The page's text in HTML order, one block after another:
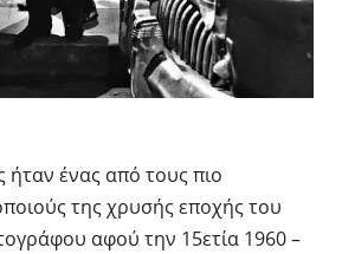
ένας από τους πιο
της χρυσής εποχής του
αφού την 15ετία 1960 –